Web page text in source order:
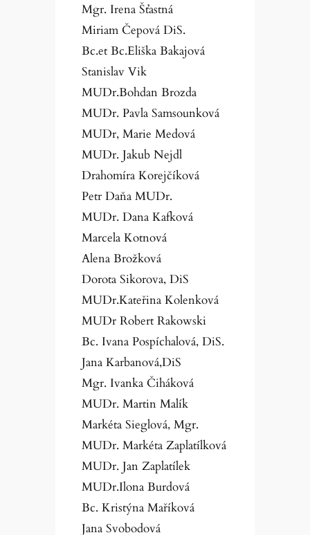
Mgr. Irena Šťastná
Miriam Čepová DiS.
Bc.et Bc.Eliška Bakajová
Stanislav Vik
MUDr.Bohdan Brozda
MUDr. Pavla Samsounková
MUDr, Marie Medová
MUDr. Jakub Nejdl
Drahomíra Korejčíková
Petr Daňa MUDr.
MUDr. Dana Kafková
Marcela Kotnová
Alena Brožková
Dorota Sikorova, DiS
MUDr.Kateřina Kolenková
MUDr Robert Rakowski
Bc. Ivana Pospíchalová, DiS.
Jana Karbanová,DiS
Mgr. Ivanka Čiháková
MUDr. Martin Malík
Markéta Sieglová, Mgr.
MUDr. Markéta Zaplatílková
MUDr. Jan Zaplatílek
MUDr.Ilona Burdová
Bc. Kristýna Maříková
Jana Svobodová